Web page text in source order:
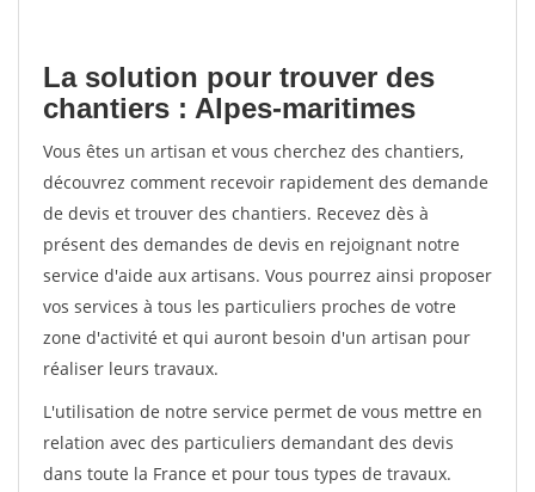
La solution pour trouver des
chantiers : Alpes-maritimes
Vous êtes un artisan et vous cherchez des chantiers,
découvrez comment recevoir rapidement des demande
de devis et trouver des chantiers. Recevez dès à
présent des demandes de devis en rejoignant notre
service d'aide aux artisans. Vous pourrez ainsi proposer
vos services à tous les particuliers proches de votre
zone d'activité et qui auront besoin d'un artisan pour
réaliser leurs travaux.
L'utilisation de notre service permet de vous mettre en
relation avec des particuliers demandant des devis
dans toute la France et pour tous types de travaux.